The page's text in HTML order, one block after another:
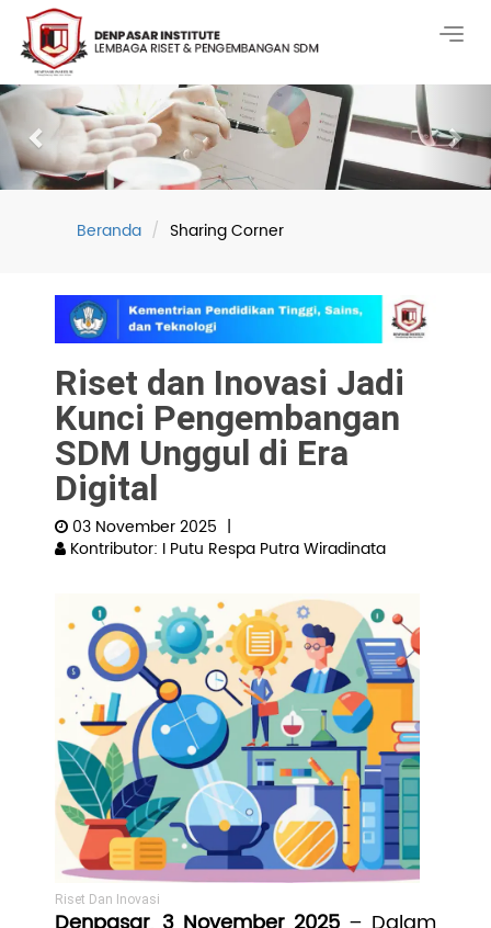
Pengembangan SDM
Previous
Beranda Sharing Corner
Riset dan Inovasi Jadi
Kunci Pengembangan
SDM Unggul di Era
Digital
03 November 2025 |
Kontributor: I Putu Respa Putra Wiradinata
Riset Dan Inovasi